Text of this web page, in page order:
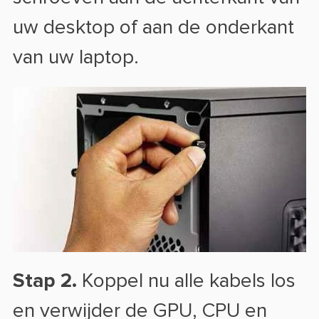
uw desktop of aan de onderkant
van uw laptop.
Stap 2. Koppel nu alle kabels los
en verwijder de GPU, CPU en